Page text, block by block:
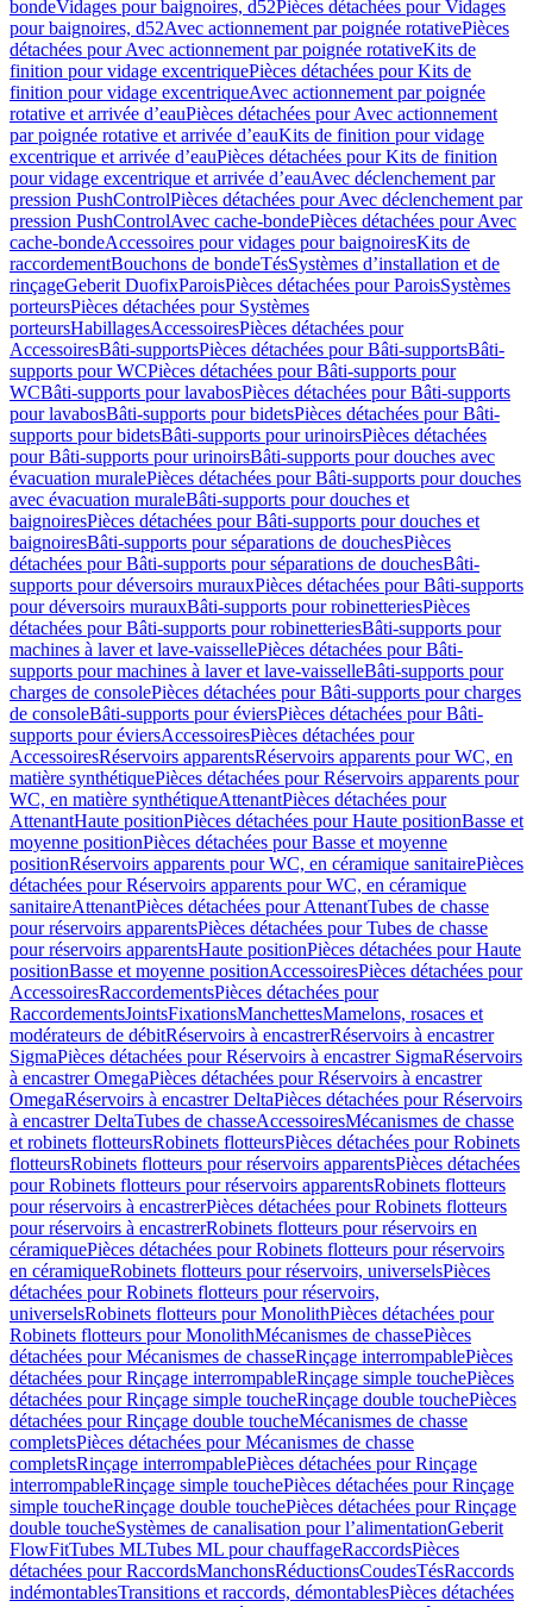
bondeVidages pour baignoires, d52Pièces détachées pour Vidages
pour baignoires, d52Avec actionnement par poignée rotativePièces
détachées pour Avec actionnement par poignée rotativeKits de
finition pour vidage excentriquePièces détachées pour Kits de
finition pour vidage excentriqueAvec actionnement par poignée
rotative et arrivée d’eauPièces détachées pour Avec actionnement
par poignée rotative et arrivée d’eauKits de finition pour vidage
excentrique et arrivée d’eauPièces détachées pour Kits de finition
pour vidage excentrique et arrivée d’eauAvec déclenchement par
pression PushControlPièces détachées pour Avec déclenchement par
pression PushControlAvec cache-bondePièces détachées pour Avec
cache-bondeAccessoires pour vidages pour baignoiresKits de
raccordementBouchons de bondeTésSystèmes d’installation et de
rinçageGeberit DuofixParoisPièces détachées pour ParoisSystèmes
porteursPièces détachées pour Systèmes
porteursHabillagesAccessoiresPièces détachées pour
AccessoiresBâti-supportsPièces détachées pour Bâti-supportsBâti-
supports pour WCPièces détachées pour Bâti-supports pour
WCBâti-supports pour lavabosPièces détachées pour Bâti-supports
pour lavabosBâti-supports pour bidetsPièces détachées pour Bâti-
supports pour bidetsBâti-supports pour urinoirsPièces détachées
pour Bâti-supports pour urinoirsBâti-supports pour douches avec
évacuation muralePièces détachées pour Bâti-supports pour douches
avec évacuation muraleBâti-supports pour douches et
baignoiresPièces détachées pour Bâti-supports pour douches et
baignoiresBâti-supports pour séparations de douchesPièces
détachées pour Bâti-supports pour séparations de douchesBâti-
supports pour déversoirs murauxPièces détachées pour Bâti-supports
pour déversoirs murauxBâti-supports pour robinetteriesPièces
détachées pour Bâti-supports pour robinetteriesBâti-supports pour
machines à laver et lave-vaissellePièces détachées pour Bâti-
supports pour machines à laver et lave-vaisselleBâti-supports pour
charges de consolePièces détachées pour Bâti-supports pour charges
de consoleBâti-supports pour éviersPièces détachées pour Bâti-
supports pour éviersAccessoiresPièces détachées pour
AccessoiresRéservoirs apparentsRéservoirs apparents pour WC, en
matière synthétiquePièces détachées pour Réservoirs apparents pour
WC, en matière synthétiqueAttenantPièces détachées pour
AttenantHaute positionPièces détachées pour Haute positionBasse et
moyenne positionPièces détachées pour Basse et moyenne
positionRéservoirs apparents pour WC, en céramique sanitairePièces
détachées pour Réservoirs apparents pour WC, en céramique
sanitaireAttenantPièces détachées pour AttenantTubes de chasse
pour réservoirs apparentsPièces détachées pour Tubes de chasse
pour réservoirs apparentsHaute positionPièces détachées pour Haute
positionBasse et moyenne positionAccessoiresPièces détachées pour
AccessoiresRaccordementsPièces détachées pour
RaccordementsJointsFixationsManchettesMamelons, rosaces et
modérateurs de débitRéservoirs à encastrerRéservoirs à encastrer
SigmaPièces détachées pour Réservoirs à encastrer SigmaRéservoirs
à encastrer OmegaPièces détachées pour Réservoirs à encastrer
OmegaRéservoirs à encastrer DeltaPièces détachées pour Réservoirs
à encastrer DeltaTubes de chasseAccessoiresMécanismes de chasse
et robinets flotteursRobinets flotteursPièces détachées pour Robinets
flotteursRobinets flotteurs pour réservoirs apparentsPièces détachées
pour Robinets flotteurs pour réservoirs apparentsRobinets flotteurs
pour réservoirs à encastrerPièces détachées pour Robinets flotteurs
pour réservoirs à encastrerRobinets flotteurs pour réservoirs en
céramiquePièces détachées pour Robinets flotteurs pour réservoirs
en céramiqueRobinets flotteurs pour réservoirs, universelsPièces
détachées pour Robinets flotteurs pour réservoirs,
universelsRobinets flotteurs pour MonolithPièces détachées pour
Robinets flotteurs pour MonolithMécanismes de chassePièces
détachées pour Mécanismes de chasseRinçage interrompablePièces
détachées pour Rinçage interrompableRinçage simple touchePièces
détachées pour Rinçage simple toucheRinçage double touchePièces
détachées pour Rinçage double toucheMécanismes de chasse
completsPièces détachées pour Mécanismes de chasse
completsRinçage interrompablePièces détachées pour Rinçage
interrompableRinçage simple touchePièces détachées pour Rinçage
simple toucheRinçage double touchePièces détachées pour Rinçage
double toucheSystèmes de canalisation pour l’alimentationGeberit
FlowFitTubes MLTubes ML pour chauffageRaccordsPièces
détachées pour RaccordsManchonsRéductionsCoudesTésRaccords
indémontablesTransitions et raccords, démontablesPièces détachées